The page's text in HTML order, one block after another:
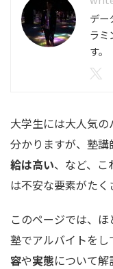
デー
ラ
す。
大学生には大人気の
分かりますが、塾講
給は高い、など、
は不安な要素がたく
このページでは、
塾でアルバイトを
容や実態について